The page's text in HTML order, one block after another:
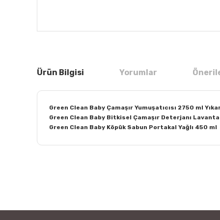
Ürün Bilgisi Yorumlar
Green Clean Baby Çamaşır Yumuşatıcısı 2750 ml
Green Clean Baby Bitkisel Çamaşır Deterjanı Lavanta
Green Clean Baby Köpük Sabun Portakal Yağlı 450 ml